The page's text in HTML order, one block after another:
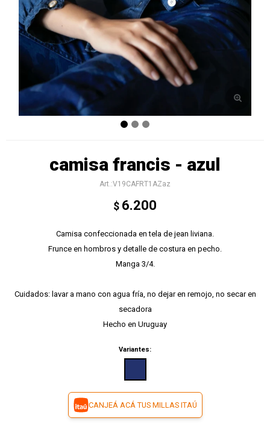
camisa francis - azul
V19CAFRT1AZaz
$ 6.200
Camisa confeccionada en tela de jean liviana.
Frunce en hombros y detalle de costura en pecho.
Manga 3/4.
Cuidados: lavar a mano con agua fría, no dejar en remojo, no secar en
secadora
Hecho en Uruguay
Variantes:
CANJEÁ ACÁ TUS MILLAS ITAÚ